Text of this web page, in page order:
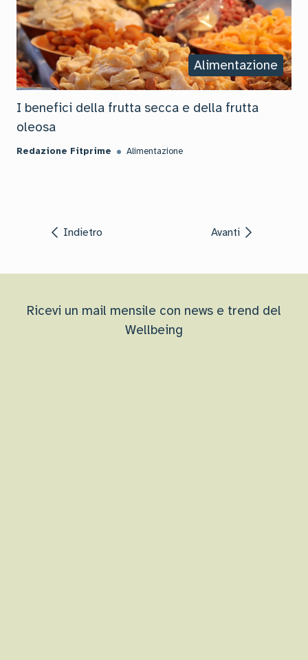
Alimentazione
I benefici della frutta secca e della frutta
oleosa
Redazione Fitprime Alimentazione
Indietro Avanti
Ricevi un mail mensile con news e trend del
Wellbeing